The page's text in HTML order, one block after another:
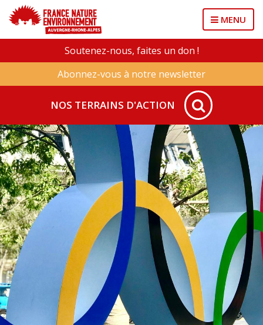
MENU
Soutenez-nous, faites un don !
Abonnez-vous à notre newsletter
NOS TERRAINS D'ACTION